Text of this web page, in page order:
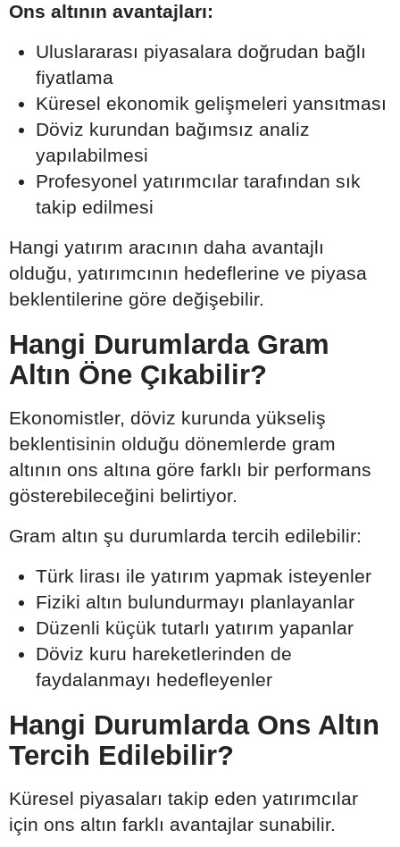
Ons altının avantajları:
Uluslararası piyasalara doğrudan bağlı
fiyatlama
Küresel ekonomik gelişmeleri yansıtması
Döviz kurundan bağımsız analiz
yapılabilmesi
Profesyonel yatırımcılar tarafından sık
takip edilmesi
Hangi yatırım aracının daha avantajlı
olduğu, yatırımcının hedeflerine ve piyasa
beklentilerine göre değişebilir.
Hangi Durumlarda Gram
Altın Öne Çıkabilir?
Ekonomistler, döviz kurunda yükseliş
beklentisinin olduğu dönemlerde gram
altının ons altına göre farklı bir performans
gösterebileceğini belirtiyor.
Gram altın şu durumlarda tercih edilebilir:
Türk lirası ile yatırım yapmak isteyenler
Fiziki altın bulundurmayı planlayanlar
Düzenli küçük tutarlı yatırım yapanlar
Döviz kuru hareketlerinden de
faydalanmayı hedefleyenler
Hangi Durumlarda Ons Altın
Tercih Edilebilir?
Küresel piyasaları takip eden yatırımcılar
için ons altın farklı avantajlar sunabilir.